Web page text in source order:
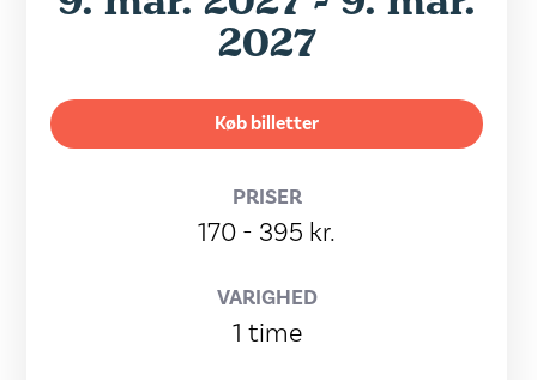
2027
Køb billetter
PRISER
170 - 395 kr.
VARIGHED
1 time